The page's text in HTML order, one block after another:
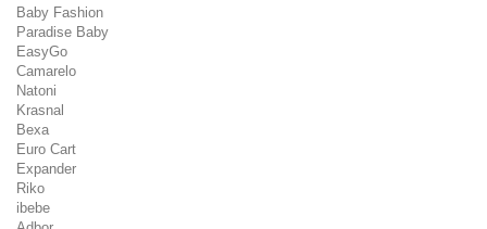
Baby Fashion
Paradise Baby
EasyGo
Camarelo
Natoni
Krasnal
Bexa
Euro Cart
Expander
Riko
ibebe